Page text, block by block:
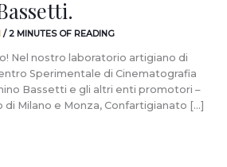
/2 MINUTES OF READING
Nel nostro laboratorio artigiano di
Sperimentale di Cinematografia
Bassetti e gli altri enti promotori –
di Milano e Monza, Confartigianato […]